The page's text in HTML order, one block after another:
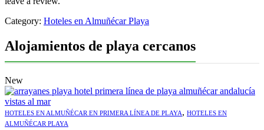
Category: Hoteles en Almuñécar Playa
Alojamientos de playa cercanos
New
HOTELES EN ALMUÑÉCAR EN PRIMERA LÍNEA DE PLAYA, HOTELES EN
ALMUÑÉCAR PLAYA